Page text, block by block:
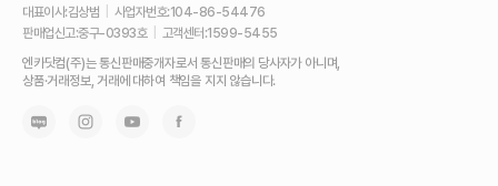
대표이사:김상범 사업자번호:104-86-54476
판매업신고:중구-0393호 고객센터:1599-5455
차
를
고
엔카닷컴(주)는 통신판매중개자로서 통신판매의 당사자가 아니며,
상품·거래정보, 거래에 대하여 책임을 지지 않습니다.